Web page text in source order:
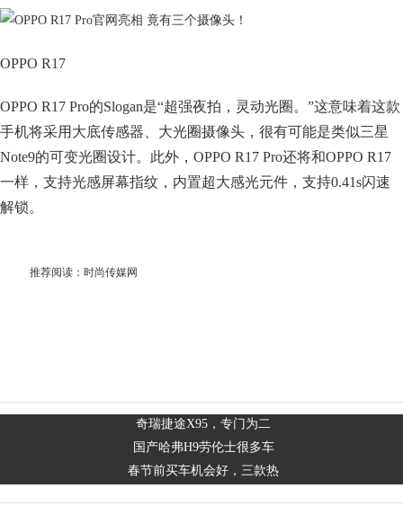
OPPO R17
OPPO R17 Pro的Slogan是“超强夜拍，灵动光圈。”这意味着这款
手机将采用大底传感器、大光圈摄像头，很有可能是类似三星
Note9的可变光圈设计。此外，OPPO R17 Pro还将和OPPO R17
一样，支持光感屏幕指纹，内置超大感光元件，支持0.41s闪速
解锁。
推荐阅读： 时尚传媒网
奇瑞捷途X95，专门为二
国产哈弗H9劳伦士很多车
春节前买车机会好，三款热